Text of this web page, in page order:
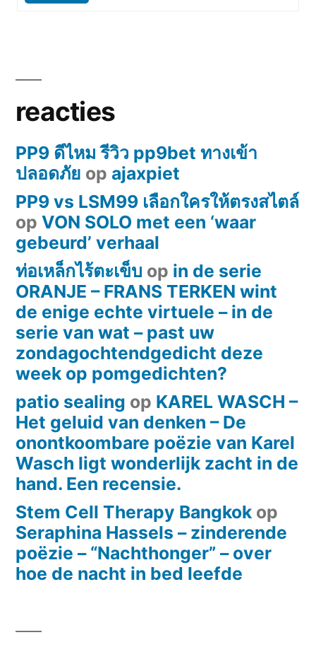
reacties
PP9 ดีไหม รีวิว pp9bet ทางเข้า
ปลอดภัย op ajaxpiet
PP9 vs LSM99 เลือกใครให้ตรงสไตล์
op VON SOLO met een ‘waar
gebeurd’ verhaal
ท่อเหล็กไร้ตะเข็บ op in de serie
ORANJE – FRANS TERKEN wint
de enige echte virtuele – in de
serie van wat – past uw
zondagochtendgedicht deze
week op pomgedichten?
patio sealing op KAREL WASCH –
Het geluid van denken – De
onontkoombare poëzie van Karel
Wasch ligt wonderlijk zacht in de
hand. Een recensie.
Stem Cell Therapy Bangkok op
Seraphina Hassels – zinderende
poëzie – “Nachthonger” – over
hoe de nacht in bed leefde